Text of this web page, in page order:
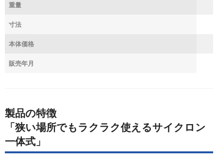
重量
寸法
本体価格
販売年月
製品の特徴
「狭い場所でもラクラク使えるサイクロン
一体式」